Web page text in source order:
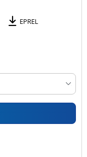
EPREL